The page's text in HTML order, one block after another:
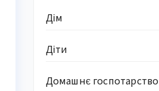
Дім
Діти
Домашнє госпотарство